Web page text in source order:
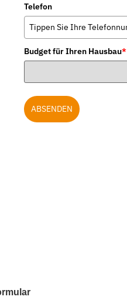
Telefon
Budget für Ihren Hausbau*
ABSENDEN